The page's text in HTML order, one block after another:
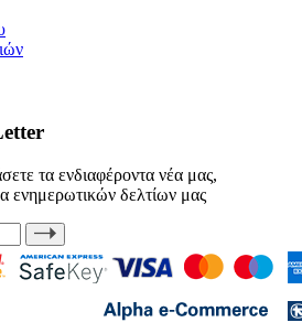
τα ενδιαφέροντα νέα μας,
ενημερωτικών δελτίων μας